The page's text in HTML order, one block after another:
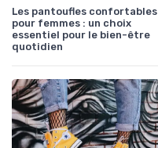
Les pantoufles confortables
pour femmes : un choix
essentiel pour le bien-être
quotidien